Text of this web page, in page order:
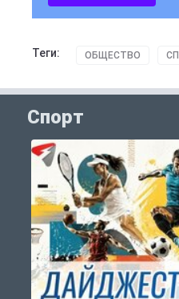
Теги: ОБЩЕСТВО
Спорт